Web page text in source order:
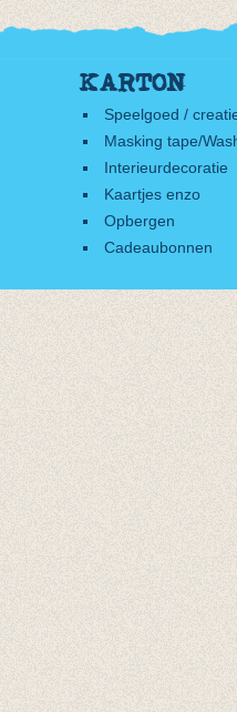
KARTON
Speelgoed /
Masking tape/
Interieurdecoratie
Kaartjes enzo
Opbergen
Cadeaubonnen